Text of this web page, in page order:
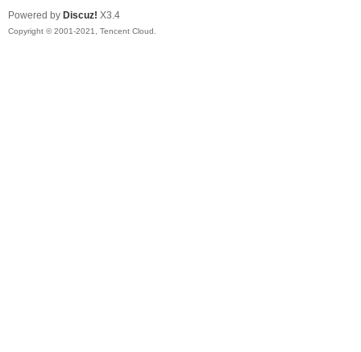
Powered by Discuz! X3.4
Copyright © 2001-2021, Tencent Cloud.